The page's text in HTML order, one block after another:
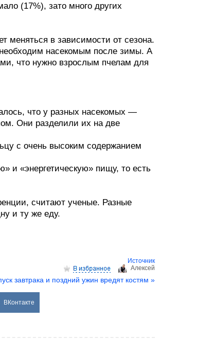
(17%), зато много других
меняться в зависимости от сезона.
насекомым после зимы. А
что нужно взрослым пчелам для
что у разных насекомых —
Они разделили их на две
с очень высоким содержанием
и «энергетическую» пищу, то есть
считают ученые. Разные
и ту же еду.
Источник
Aлексей
завтрака и поздний ужин вредят костям »
ВКонтакте